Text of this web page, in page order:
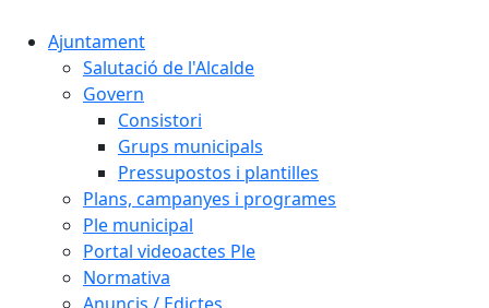
Ajuntament
Salutació de l'Alcalde
Govern
Consistori
Grups municipals
Pressupostos i plantilles
Plans, campanyes i programes
Ple municipal
Portal videoactes Ple
Normativa